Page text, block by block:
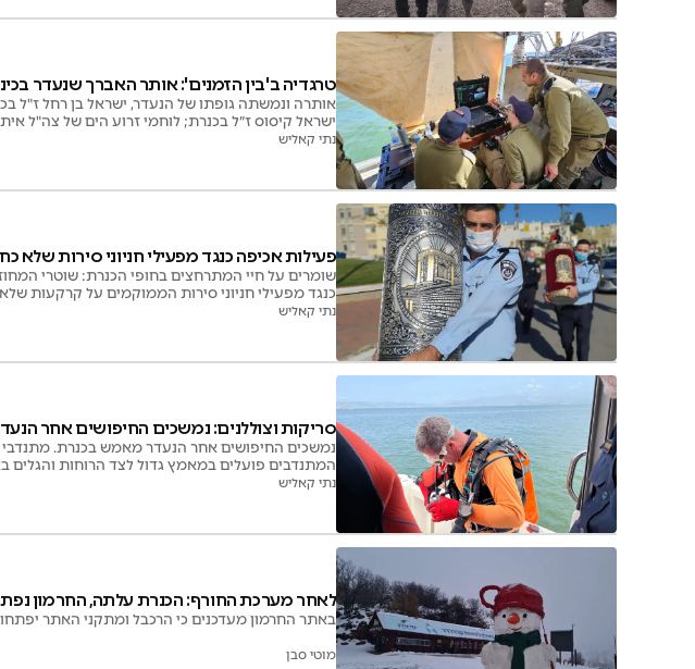
טרגדיה ב'בין הזמנים': אותר האברך שנעדר
אותרה ונמשתה גופתו של הנעדר, ישראל בן רחל ז"ל
ישראל קיסוס ז״ל בכנרת; לוחמי זרוע הים של צה"ל
נתי קאליש
פעילות אכיפה כנגד מפעילי חניוני סירות שלא
שומרים על חיי המתרחצים בחופי הכנרת: שוטרי
כנגד מפעילי חניוני סירות הממוקמים על קרקעות
נתי קאליש
סריקות וצוללנים: נמשכים החיפושים אחר
נמשכים החיפושים אחר הנעדר מאמש בכנרת. מתנדבי
המתנדבים פועלים במאמץ גדול לצד הרוחות
שם הנעדר לתפילה ישראל בן רחל.
נתי קאליש
לאחר מערכת החורף: הכנרת עלתה, החרמון
באתר החרמון מעדכנים כי הרכבל ומתקני האתר
מוטי סבן